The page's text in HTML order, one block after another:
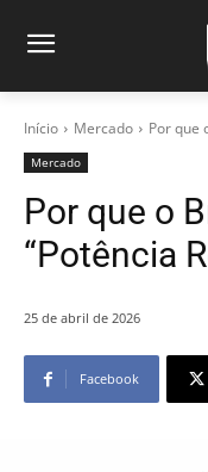
Início Mercado Por que
Mercado
Por que o
“Potência
25 de abril de 2026
Facebook